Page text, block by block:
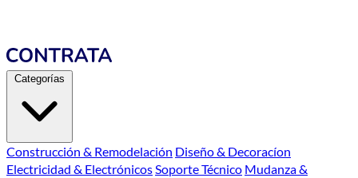
Categorías
Construcción & Remodelación Diseño & Decoracíon
Electricidad & ElectrónicosSoporte Técnico Mudanza &